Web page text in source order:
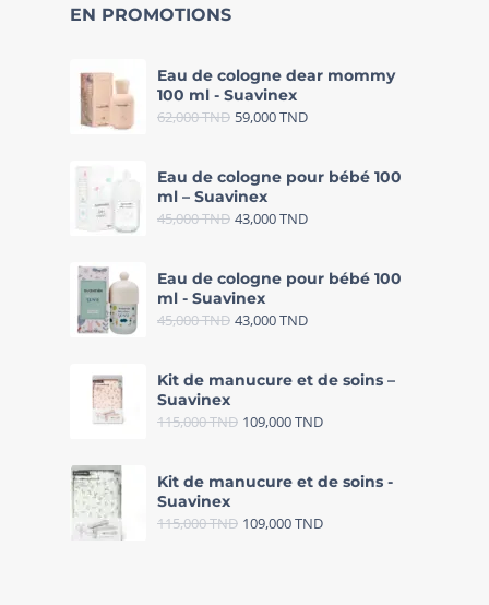
EN PROMOTIONS
Eau de cologne dear mommy
100 ml - Suavinex
62,000TND 59,000TND
Eau de cologne pour bébé 100
ml – Suavinex
45,000TND 43,000TND
Eau de cologne pour bébé 100
ml - Suavinex
45,000TND 43,000TND
Kit de manucure et de soins –
Suavinex
115,000TND 109,000TND
Kit de manucure et de soins -
Suavinex
115,000TND 109,000TND